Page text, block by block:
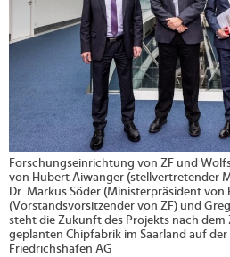
Forschungseinrichtung von ZF und
von Hubert Aiwanger (stellvertretender
Dr. Markus Söder (Ministerpräsident von
(Vorstandsvorsitzender von ZF) und
steht die Zukunft des Projekts nach dem
geplanten Chipfabrik im Saarland auf der
Friedrichshafen AG